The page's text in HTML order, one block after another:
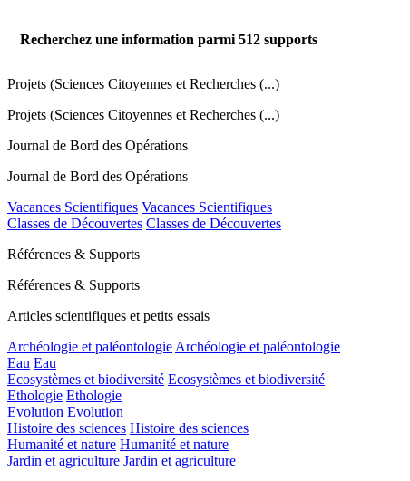
Recherchez une information parmi 512 supports
Projets (Sciences Citoyennes et Recherches (...)
Projets (Sciences Citoyennes et Recherches (...)
Journal de Bord des Opérations
Journal de Bord des Opérations
Vacances Scientifiques Vacances Scientifiques
Classes de Découvertes Classes de Découvertes
Références & Supports
Références & Supports
Articles scientifiques et petits essais
Archéologie et paléontologie Archéologie et paléontologie
Eau Eau
Ecosystèmes et biodiversité Ecosystèmes et biodiversité
Ethologie Ethologie
Evolution Evolution
Histoire des sciences Histoire des sciences
Humanité et nature Humanité et nature
Jardin et agriculture Jardin et agriculture